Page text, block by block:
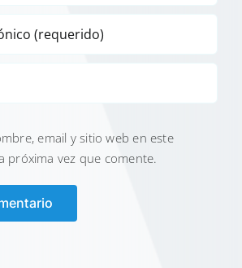
email y sitio web en este
próxima vez que comente.